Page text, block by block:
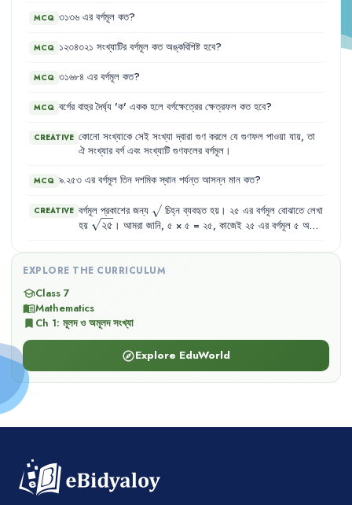
MCQ ৩১৩৬ এর বর্গমূল কত?
MCQ ১২৩৪৩২১ সংখ্যাটির বর্গমূল কত অঙ্কবিশিষ্ট হবে?
MCQ ৩১৬৮৪ এর বর্গমূল কত?
MCQ বর্গের বাহুর দৈর্ঘ্য 'ক' একক হলে বর্গক্ষেত্রের ক্ষেত্রফল কত হবে?
CREATIVE কোনো সংখ্যাকে সেই সংখ্যা দ্বারা গুণ করলে যে গুণফল পাওয়া যায়, তা
ঐ সংখ্যার বর্গ এবং সংখ্যাটি গুণফলের বর্গমূল ।
MCQ ৯.২৫৩ এর বর্গমূল তিন দশমিক স্থান পর্যন্ত আসন্ন মান কত?
CREATIVE বর্গমূল প্রকাশের জন্য \sqrt{}
চিহ্ন ব্যবহৃত হয়। ২৫ এর বর্গমূল বোঝাতে লেখা
হয় \sqrt{২৫}
২৫ । আমরা জানি, ৫ × ৫ = ২৫, কাজেই ২৫ এর বর্গমূল ৫ অর্থাৎ
= ৫
EXPLORE THE CURRICULUM
schoolClass 7
menu_bookMathematics
bookmark Ch 1: মূলদ ও অমূলদ সংখ্যা
exploreExplore EduWorld